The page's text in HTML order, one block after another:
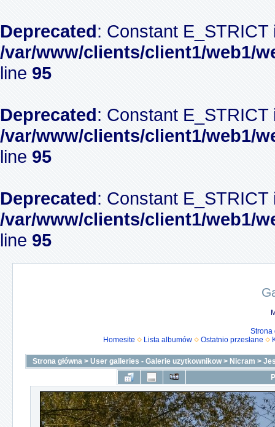
Deprecated: Constant
/var/www/clients/client1/web1/
line 95
Deprecated: Constant
/var/www/clients/client1/web1/
line 95
Deprecated: Constant
/var/www/clients/client1/web1/
line 95
Strona
Homesite
Lista albumów Ostatnio przesłane
Strona główna > User galleries - Galerie uzytkownikow> Nicram >